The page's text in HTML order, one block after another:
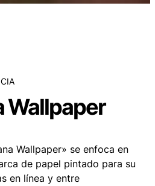
Wallpaper
Wallpaper» se enfoca en
de papel pintado para su
en línea y entre